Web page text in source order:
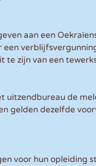
aan een
een
te zijn van een
uitzendbureau de
gelden dezelfde
voor hun opleiding